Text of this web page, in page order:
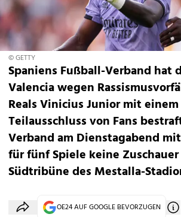
© GETTY
Spaniens Fußball-Verband hat
Valencia wegen
Reals Vinicius Junior mit einem
Teilausschluss von Fans
Verband am Dienstagabend
für fünf Spiele keine
Südtribüne des Mestalla-
OE24 AUF GOOGLE BEVORZUGEN